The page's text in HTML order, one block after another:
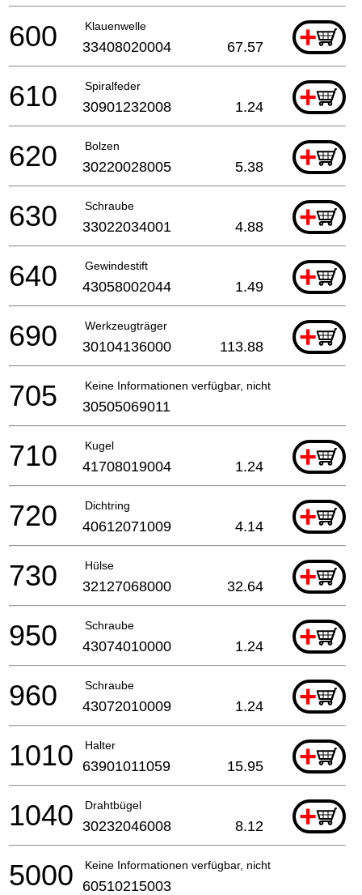
Klauenwelle +
600 33408020004 67.57
Spiralfeder +
610 30901232008 1.24
Bolzen +
620 30220028005 5.38
Schraube +
630 33022034001 4.88
Gewindestift +
640 43058002044 1.49
Werkzeugträger +
690 30104136000 113.88
Keine Informationen verfügbar, nicht bestellbar
705 30505069011
Kugel +
710 41708019004 1.24
Dichtring +
720 40612071009 4.14
Hülse +
730 32127068000 32.64
Schraube +
950 43074010000 1.24
Schraube +
960 43072010009 1.24
Halter +
1010 63901011059 15.95
Drahtbügel +
1040 30232046008 8.12
Keine Informationen verfügbar, nicht bestellbar
5000 60510215003